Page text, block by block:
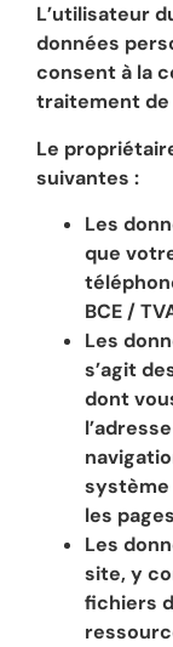
L’utilisateur
données
consent à la
traitement de
Le
suivantes :
Les
que
BCE /
Les
s’agit
dont
système
les
Les
site, y
fichiers